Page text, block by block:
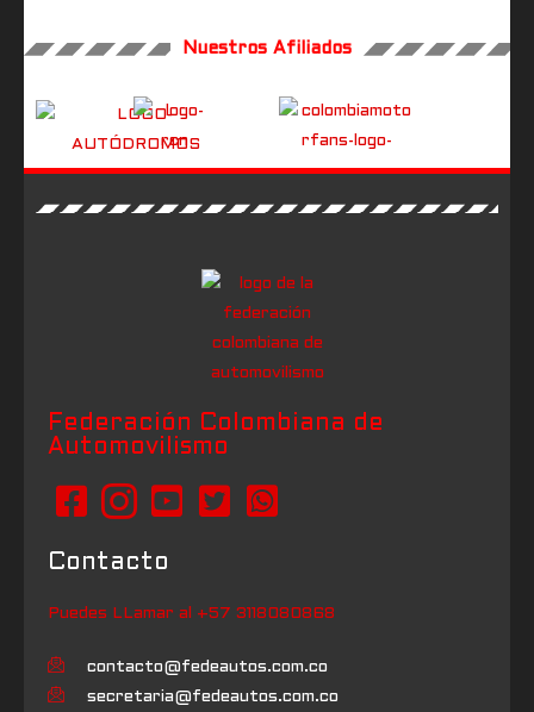
Nuestros Afiliados
Federación Colombiana de
Automovilismo
Contacto
Puedes LLamar al +57 3118080868
contacto@fedeautos.com.co
secretaria@fedeautos.com.co